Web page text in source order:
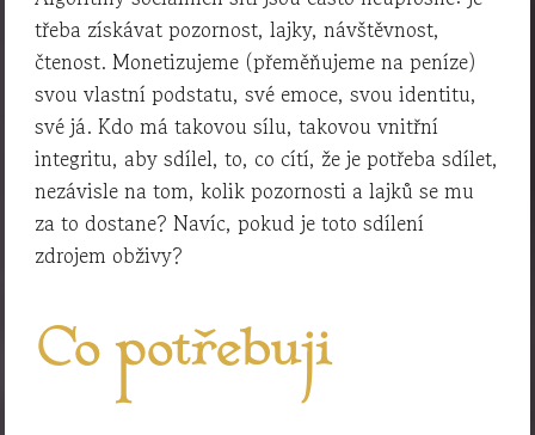
třeba získávat pozornost, lajky, návštěvnost,
čtenost. Monetizujeme (přeměňujeme na peníze)
svou vlastní podstatu, své emoce, svou identitu,
své já. Kdo má takovou sílu, takovou vnitřní
integritu, aby sdílel, to, co cítí, že je potřeba sdílet,
nezávisle na tom, kolik pozornosti a lajků se mu
za to dostane? Navíc, pokud je toto sdílení
zdrojem obživy?
Co potřebuji